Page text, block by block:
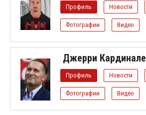
Профиль Новости
Фотографии Видео
Джерри Кардинале
Профиль Новости
Фотографии Видео